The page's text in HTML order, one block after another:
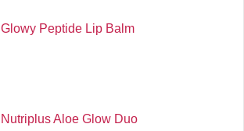
Glowy Peptide Lip Balm
Nutriplus Aloe Glow Duo